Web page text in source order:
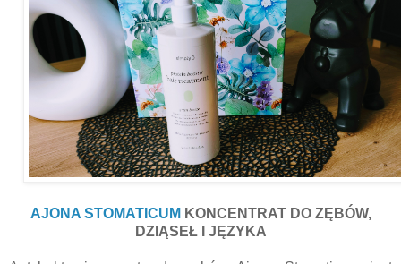
AJONA STOMATICUM KONCENTRAT DO ZĘBÓW,
DZIĄSEŁ I JĘZYKA